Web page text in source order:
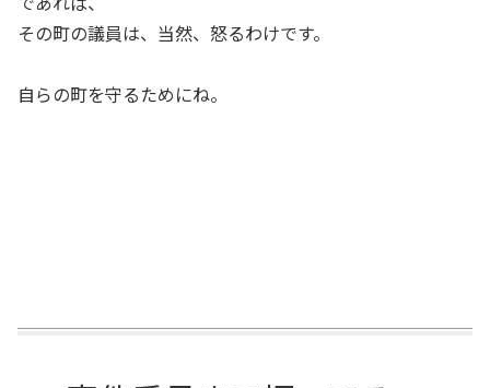
その町の議員は、当然、怒るわけです。
自らの町を守るためにね。